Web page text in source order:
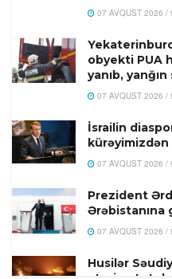
07 AVQUST 2026 /
obyekti PUA
yanıb,
07 AVQUST 2026 /
İsrailin
kürəyimizdən
07 AVQUST 2026 /
Prezident
Ərəbistanına
07 AVQUST 2026 /
Husilər